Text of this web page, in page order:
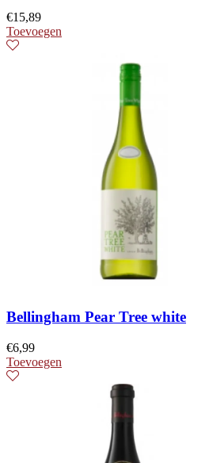
€15,89
Toevoegen
Bellingham Pear Tree white
€6,99
Toevoegen